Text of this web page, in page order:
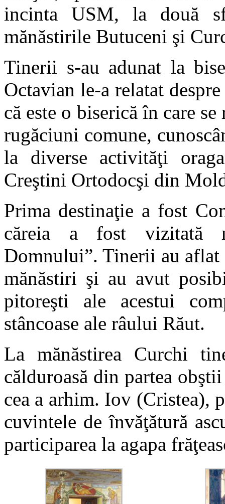
incinta USM, la două
mănăstirile Butuceni şi
Tinerii s-au adunat la
Octavian le-a relatat
că este o biserică în care
rugăciuni comune,
la diverse activităţi
Creştini Ortodocşi din
Prima destinaţie a fost
căreia a fost vizitată
Domnului”. Tinerii au aflat
mănăstiri şi au avut
pitoreşti ale acestui
stâncoase ale râului Răut.
La mănăstirea Curchi
călduroasă din partea
cea a arhim. Iov (Cristea),
cuvintele de învăţătură
participarea la agapa